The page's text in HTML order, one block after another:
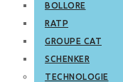
BOLLORE
RATP
GROUPE CAT
SCHENKER
TECHNOLOGIE